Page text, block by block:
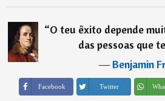
“O teu êxito depende
das pessoas que
―Benjamin
Facebook Twitter